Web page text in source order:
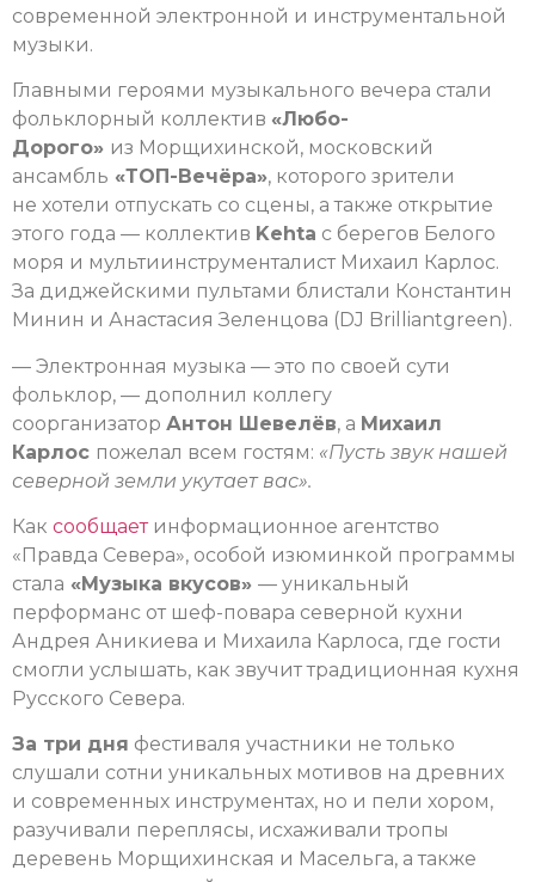
современной электронной и инструментальной
музыки.
Главными героями музыкального вечера стали
фольклорный коллектив «Любо-
Дорого» из Морщихинской, московский
ансамбль «ТОП-Вечёра», которого зрители
не хотели отпускать со сцены, а также открытие
этого года — коллектив Kehta с берегов Белого
моря и мультиинструменталист Михаил Карлос.
За диджейскими пультами блистали Константин
Минин и Анастасия Зеленцова (DJ Brilliantgreen).
— Электронная музыка — это по своей сути
фольклор, — дополнил коллегу
соорганизатор Антон Шевелёв, а Михаил
Карлос пожелал всем гостям: «Пусть звук нашей
северной земли укутает вас».
Как сообщаетинформационное агентство
«Правда Севера», особой изюминкой программы
стала «Музыка вкусов» — уникальный
перформанс от шеф-повара северной кухни
Андрея Аникиева и Михаила Карлоса, где гости
смогли услышать, как звучит традиционная кухня
Русского Севера.
За три дня фестиваля участники не только
слушали сотни уникальных мотивов на древних
и современных инструментах, но и пели хором,
разучивали переплясы, исхаживали тропы
деревень Морщихинская и Масельга, а также